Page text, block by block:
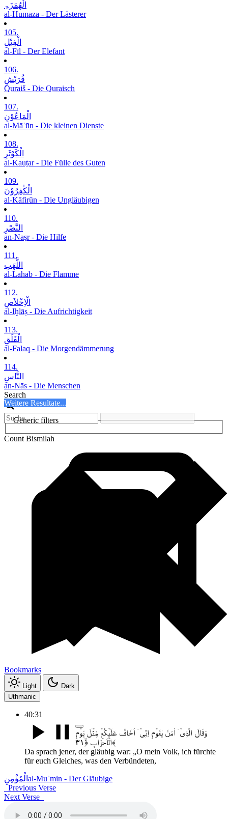
الْھُمَزَۃِ
al-Humaza - Der Lästerer
105.
الْفِیْلِ
al-Fīl - Der Elefant
106.
قُرَیْشٍ
Quraiš - Die Quraisch
107.
الْمَاعُوْنِ
al-Māʿūn - Die kleinen Dienste
108.
الْکَوْثَرِ
al-Kauṯar - Die Fülle des Guten
109.
الْکٰفِرُوْنَ
al-Kāfirūn - Die Ungläubigen
110.
النَّصْرِ
an-Naṣr - Die Hilfe
111.
اللَّھَبِ
al-Lahab - Die Flamme
112.
الْاِخْلاَصِ
al-Iḫlāṣ - Die Aufrichtigkeit
113.
الْفَلَقِ
al-Falaq - Die Morgendämmerung
114.
النَّاسِ
an-Nās - Die Menschen
Search
Weitere Resultate...
Generic filters
Count Bismilah
Bookmarks
Light
Dark
Uthmanic
40:31
وَقَالَ الَّذِیۡۤ اٰمَنَ یٰقَوۡمِ اِنِّیۡۤ اَخَافُ عَلَیۡکُمۡ مِّثۡلَ یَوۡمِ
الۡاَحۡزَابِ ﴿ۙ۳۱﴾
Da sprach jener, der gläubig war: „O mein Volk, ich fürchte
für euch Gleiches, was den Verbündeten,
الْمُؤْمِنِ al-Muʾmin - Der Gläubige
Previous Verse
Next Verse